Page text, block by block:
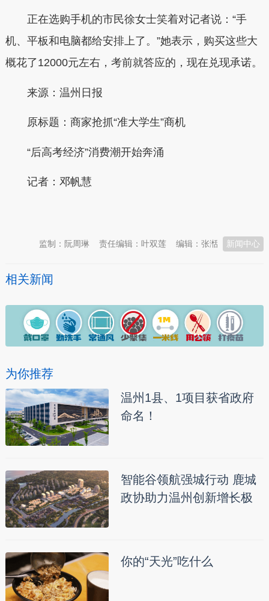
正在选购手机的市民徐女士笑着对记者说：“手
机、平板和电脑都给安排上了。”她表示，购买这些大
概花了12000元左右，考前就答应的，现在兑现承诺。
来源：温州日报
原标题：商家抢抓“准大学生”商机
“后高考经济”消费潮开始奔涌
记者： 邓帆慧
新闻中心
编辑：张湉
责任编辑：叶双莲
监制：阮周琳
相关新闻
为你推荐
温州1县、1项目获省政府
命名！
智能谷领航强城行动 鹿城
政协助力温州创新增长极
你的“天光”吃什么